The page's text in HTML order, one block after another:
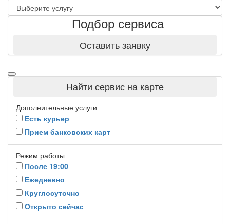
Подбор сервиса
Оставить заявку
Найти сервис на карте
Дополнительные услуги
Есть курьер
Прием банковских карт
Режим работы
После 19:00
Ежедневно
Круглосуточно
Открыто сейчас